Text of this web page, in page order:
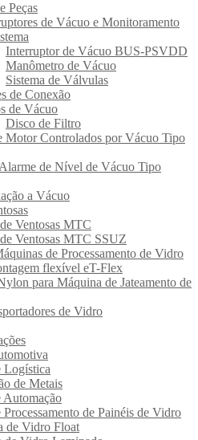
Peças
de Vácuo e Monitoramento
Interruptor de Vácuo BUS-PSVDD
Manômetro de Vácuo
Sistema de Válvulas
de Conexão
de Vácuo
Disco de Filtro
Motor Controlados por Vácuo Tipo
de Nível de Vácuo Tipo
a Vácuo
Ventosas MTC
Ventosas MTC SSUZ
de Processamento de Vidro
flexível eT-Flex
para Máquina de Jateamento de
de Vidro
Logística
de Metais
Automação
de Painéis de Vidro
de Vidro Float